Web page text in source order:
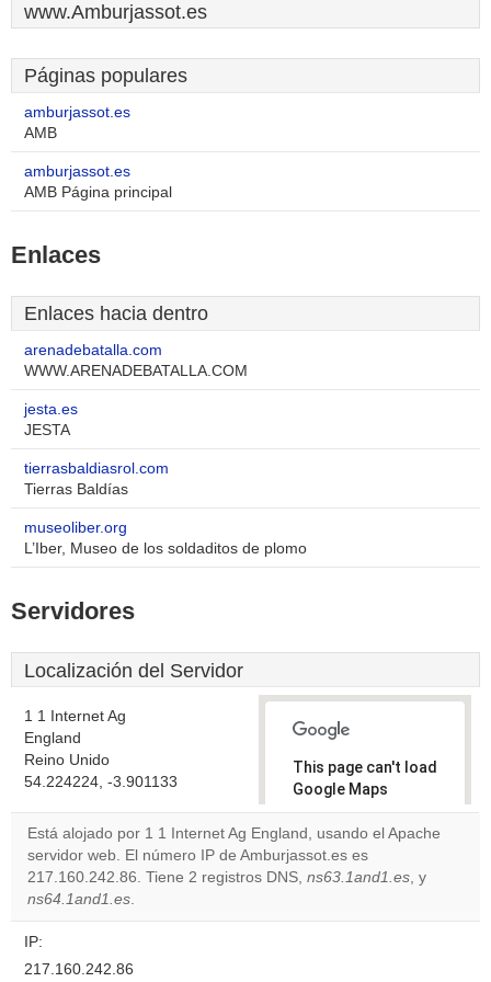
www.Amburjassot.es
Páginas populares
amburjassot.es
AMB
amburjassot.es
AMB Página principal
Enlaces
Enlaces hacia dentro
arenadebatalla.com
WWW.ARENADEBATALLA.COM
jesta.es
JESTA
tierrasbaldiasrol.com
Tierras Baldías
museoliber.org
L’Iber, Museo de los soldaditos de plomo
Servidores
Localización del Servidor
1 1 Internet Ag
England
Reino Unido
54.224224, -3.901133
This page can't load
Google Maps
correctly.
Do you
own this
OK
Está alojado por 1 1 Internet Ag England, usando el Apache
servidor web. El número IP de Amburjassot.es es
217.160.242.86. Tiene 2 registros DNS, ns63.1and1.es, y
ns64.1and1.es.
IP:
217.160.242.86